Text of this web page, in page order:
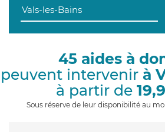
45 aides à
peuvent intervenir à
à partir de
Sous réserve de leur disponibilité au